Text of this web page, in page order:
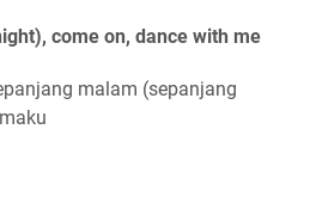
come on, dance with me
malam (sepanjang